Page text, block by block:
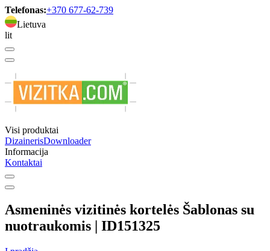
Telefonas:+370 677-62-739
Lietuva
lit
Visi produktai
DizainerisDownloader
Informacija
Kontaktai
Asmeninės vizitinės kortelės Šablonas su
nuotraukomis | ID151325